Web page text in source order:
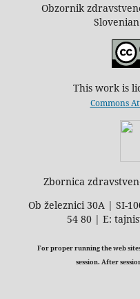
Obzornik
This work is
Commons
Zbornica
Ob železnici 30A | SI-
54 80 | E:
For proper running the web
session. After